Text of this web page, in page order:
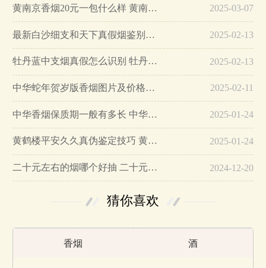
黄南京香烟20元一包什么样 黄南京香烟真假鉴别… 2025-03-07
最新白沙细支和天下真假烟鉴别指南… 2025-02-13
牡丹蓝中支烟真假怎么识别 牡丹蓝中支烟真假鉴别带图… 2025-02-13
中华蛇年贺岁版香烟图片及价格大全… 2025-02-11
中华香烟保质期一般有多长 中华香烟保质期在哪里看的… 2025-01-24
黄鹤楼平安久久真伪鉴定技巧 黄鹤楼平安久久二维码在哪里… 2025-01-24
二十元左右的烟哪个好抽 二十元左右的香烟排行榜最新款… 2024-12-20
猜你喜欢
香烟 酒